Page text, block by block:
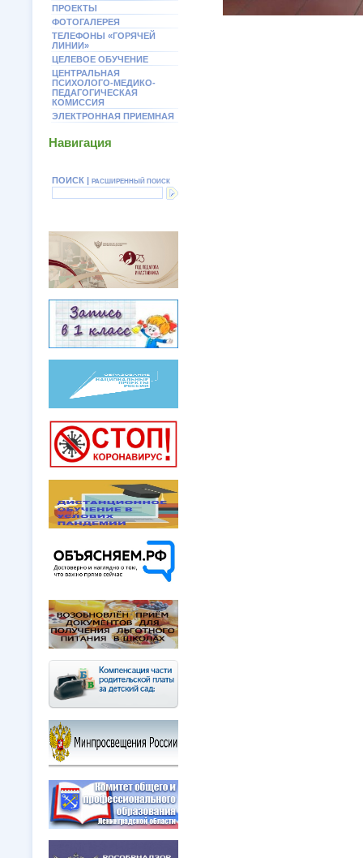
ПРОЕКТЫ
ФОТОГАЛЕРЕЯ
ТЕЛЕФОНЫ «ГОРЯЧЕЙ
ЛИНИИ»
ЦЕЛЕВОЕ ОБУЧЕНИЕ
ЦЕНТРАЛЬНАЯ
ПСИХОЛОГО-МЕДИКО-
ПЕДАГОГИЧЕСКАЯ
КОМИССИЯ
ЭЛЕКТРОННАЯ ПРИЕМНАЯ
Навигация
ПОИСК | РАСШИРЕННЫЙ ПОИСК